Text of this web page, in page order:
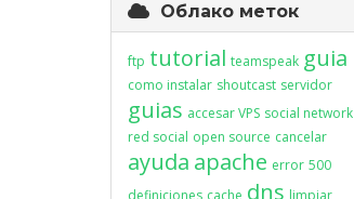
Облако меток
ftp tutorial teamspeak guia
como instalar shoutcast servidor
guias accesar VPS social network
red social open source cancelar
ayuda apache error 500
definiciones cache dns limpiar